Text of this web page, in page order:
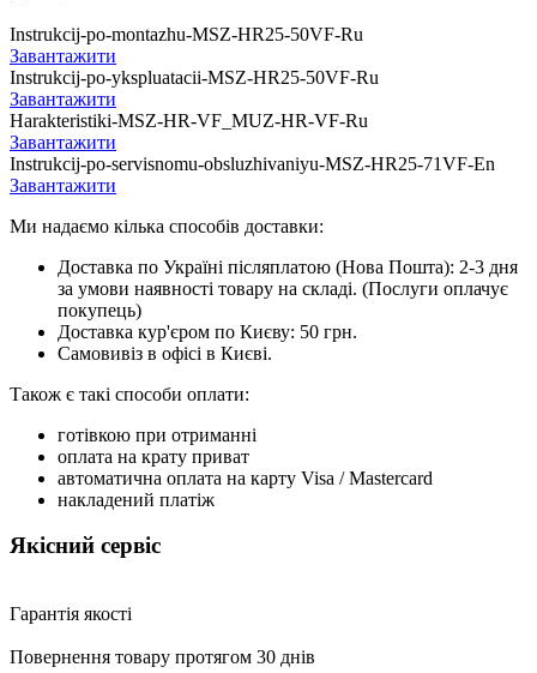
Instrukcij-po-montazhu-MSZ-HR25-50VF-Ru
Завантажити
Instrukcij-po-ykspluatacii-MSZ-HR25-50VF-Ru
Завантажити
Harakteristiki-MSZ-HR-VF_MUZ-HR-VF-Ru
Завантажити
Instrukcij-po-servisnomu-obsluzhivaniyu-MSZ-HR25-71VF-En
Завантажити
Ми надаємо кілька способів доставки:
Доставка по Україні післяплатою (Нова Пошта): 2-3 дня
за умови наявності товару на складі. (Послуги оплачує
покупець)
Доставка кур'єром по Києву: 50 грн.
Самовивіз в офісі в Києві.
Також є такі способи оплати:
готівкою при отриманні
оплата на крату приват
автоматична оплата на карту Visa / Mastercard
накладений платіж
Якісний сервіс
Гарантія якості
Повернення товару протягом 30 днів